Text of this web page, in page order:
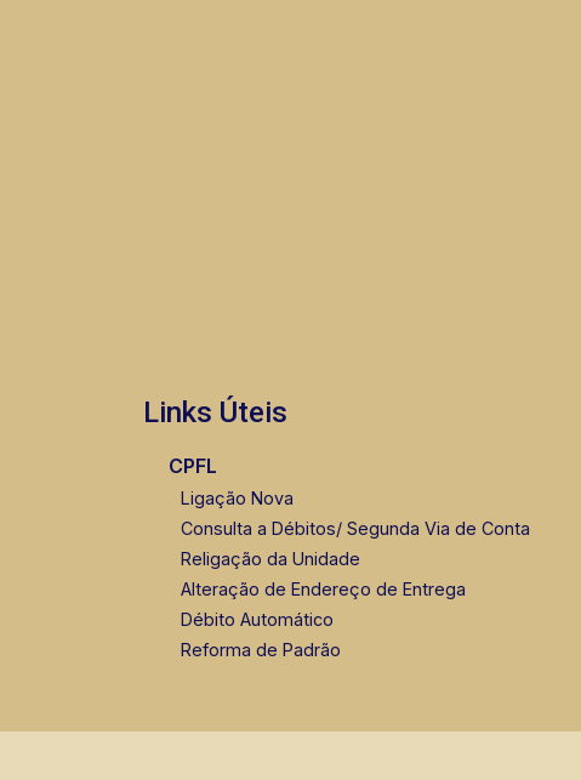
Links Úteis
CPFL
Ligação Nova
Consulta a Débitos/ Segunda Via de Conta
Religação da Unidade
Alteração de Endereço de Entrega
Débito Automático
Reforma de Padrão